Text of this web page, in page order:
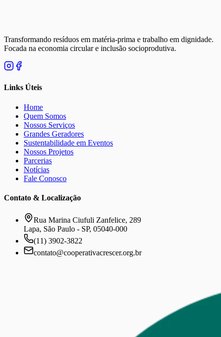
Transformando resíduos em matéria-prima e trabalho em dignidade.
Focada na economia circular e inclusão socioprodutiva.
Links Úteis
Home
Quem Somos
Nossos Serviços
Grandes Geradores
Sustentabilidade em Eventos
Nossos Projetos
Parcerias
Notícias
Fale Conosco
Contato & Localização
Rua Marina Ciufuli Zanfelice, 289
Lapa, São Paulo - SP, 05040-000
(11) 3902-3822
contato@cooperativacrescer.org.br